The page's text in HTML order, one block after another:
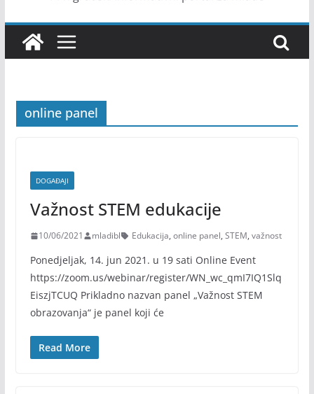
online panel
DOGAĐAJI
Važnost STEM edukacije
10/06/2021 mladibl Edukacija, online panel, STEM, važnost
Ponedjeljak, 14. jun 2021. u 19 sati Online Event
https://zoom.us/webinar/register/WN_wc_qmI7IQ1Slq
EiszjTCUQ Prikladno nazvan panel „Važnost STEM
obrazovanja“ je panel koji će
Read More